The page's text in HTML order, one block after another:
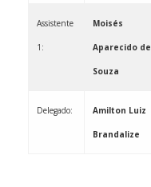
Assistente
1:
Moisés
Aparecido de
Souza
Delegado: Amilton Luiz
Brandalize